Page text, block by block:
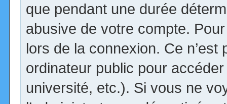
que pendant une durée
abusive de votre compte.
lors de la connexion. Ce
ordinateur public pour
université, etc.). Si vous ne